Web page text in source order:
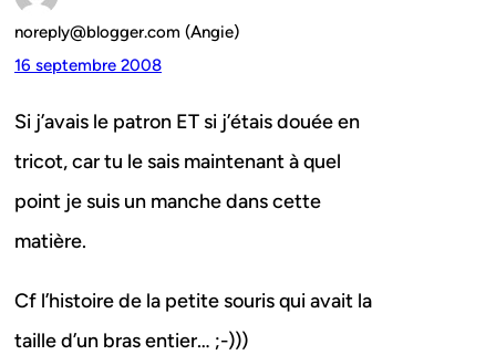
noreply@blogger.com (Angie)
16 septembre 2008
Si j’avais le patron ET si j’étais douée en
tricot, car tu le sais maintenant à quel
point je suis un manche dans cette
matière.
Cf l’histoire de la petite souris qui avait la
taille d’un bras entier… ;-)))